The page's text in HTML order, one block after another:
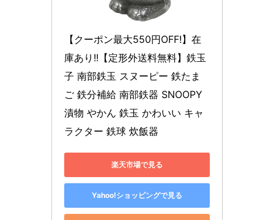
【クーポン最大550円OFF!】在
庫あり!!【定形外送料無料】鉄玉
子 南部鉄玉 スヌーピー 鉄たま
ご 鉄分補給 南部鉄器 SNOOPY
漬物 やかん 鉄玉 かわいい キャ
ラクター 鉄球 炊飯器
楽天市場で見る
Yahoo!ショッピングで見る